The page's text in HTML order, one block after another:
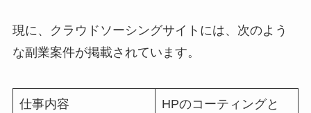
現に、クラウドソーシングサイトには、次のよう
な副業案件が掲載されています。
仕事内容
HPのコーティングと